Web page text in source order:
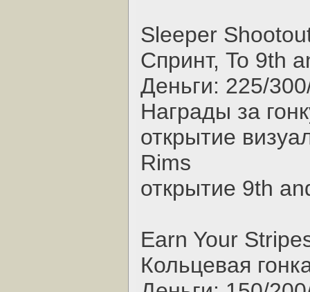
Sleeper
Спринт, To 9th
Деньги: 225/
Награды за
открытие
Rims
открытие 9th
Earn Your
Кольцевая